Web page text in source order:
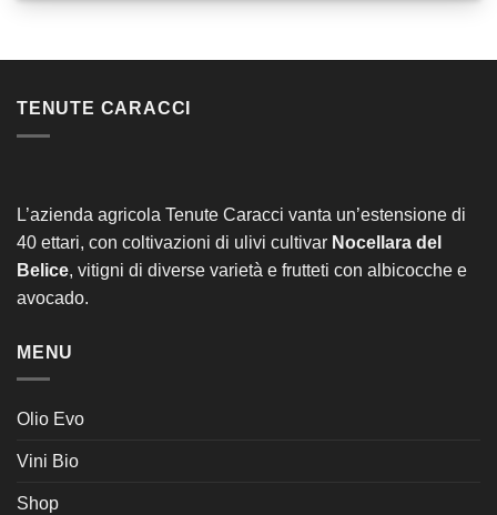
TENUTE CARACCI
L’azienda agricola Tenute Caracci vanta un’estensione di
40 ettari, con coltivazioni di ulivi cultivar Nocellara del
Belice, vitigni di diverse varietà e frutteti con albicocche e
avocado.
MENU
Olio Evo
Vini Bio
Shop